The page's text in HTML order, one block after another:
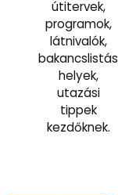
útitervek,
programok,
látnivalók,
bakancslistás
helyek,
utazási
tippek
kezdőknek.